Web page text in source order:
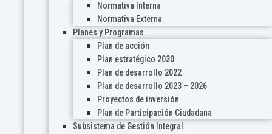
Normativa Interna
Normativa Externa
Planes y Programas
Plan de acción
Plan estratégico 2030
Plan de desarrollo 2022
Plan de desarrollo 2023 – 2026
Proyectos de inversión
Plan de Participación Ciudadana
Subsistema de Gestión Integral